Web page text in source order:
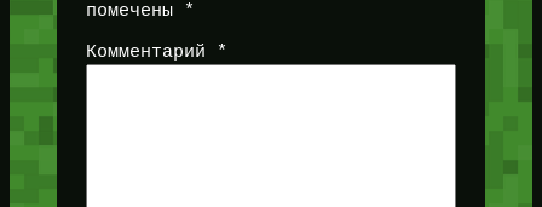
помечены
*
Комментарий *